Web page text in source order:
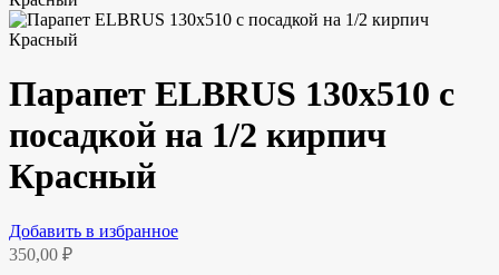
Парапет ELBRUS 130х510 с
посадкой на 1/2 кирпич
Красный
Добавить в избранное
350,00 ₽